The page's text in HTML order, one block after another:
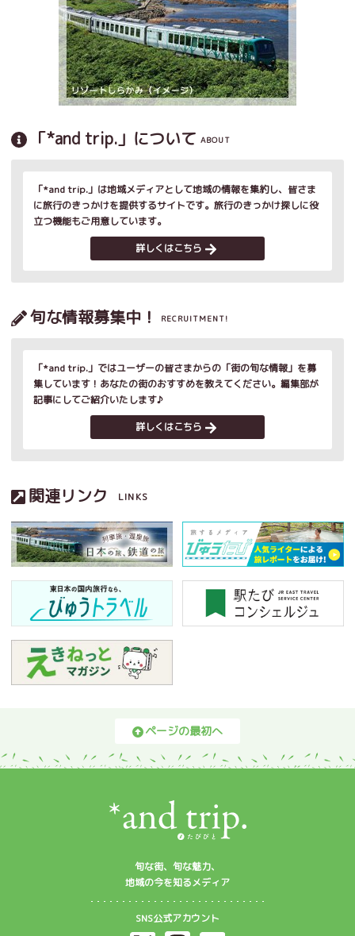
「*and trip.」について ABOUT
「*and trip.」は地域メディアとして地域の情報を集約し、皆さま
に旅行のきっかけを提供するサイトです。旅行のきっかけ探しに役
立つ機能もご用意しています。
詳しくはこちら
旬な情報募集中！ RECRUITMENT!
「*and trip.」ではユーザーの皆さまからの「街の旬な情報」を募
集しています！あなたの街のおすすめを教えてください。編集部が
記事にしてご紹介いたします♪
詳しくはこちら
関連リンク LINKS
ページの最初へ
旬な街、旬な魅力、
地域の今を知るメディア
SNS公式アカウント